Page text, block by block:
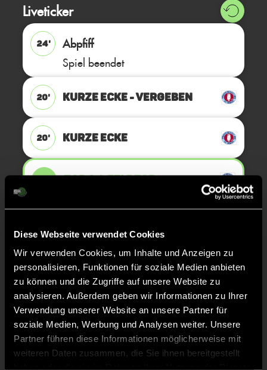
Diese Webseite verwendet Cookies
Wir verwenden Cookies, um Inhalte und Anzeigen zu
personalisieren, Funktionen für soziale Medien anbieten
zu können und die Zugriffe auf unsere Website zu
analysieren. Außerdem geben wir Informationen zu Ihrer
Verwendung unserer Website an unsere Partner für
soziale Medien, Werbung und Analysen weiter. Unsere
Partner führen diese Informationen möglicherweise mit
weiteren Daten zusammen, die Sie ihnen bereitgestellt
Liveticker
24'
Abpfiff
Spiel beendet
20' KURZE ECKE - VERGEBEN
20' KURZE ECKE
TOR 2:1, FELDTOR
13' TOR 1:1, FELDTOR
Jolav.